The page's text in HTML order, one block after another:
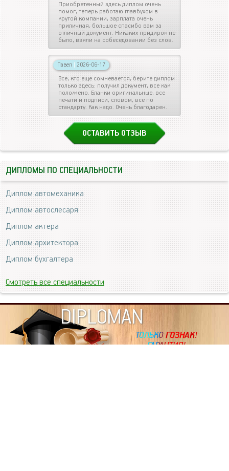
Приобретенный здесь диплом очень
помог, теперь работаю главбухом в
крутой компании, зарплата очень
приличная, большое спасибо вам за
отличный документ. Никаких придирок не
было, взяли на собеседовании без слов.
Павел 2026-06-17
Все, кто еще сомневается, берите диплом
только здесь: получил документ, все как
положено. Бланки оригинальные, все
печати и подписи, словом, все по
стандарту. Как надо. Очень благодарен.
ОСТАВИТЬ ОТЗЫВ
ДИПЛОМЫ ПО СПЕЦИАЛЬНОСТИ
Диплом автомеханика
Диплом автослесаря
Диплом актера
Диплом архитектора
Диплом бухгалтера
Смотреть все специальности
DIPLOMAN